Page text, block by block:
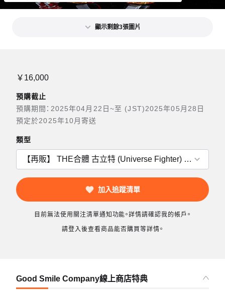
顯示剩餘3張圖片
￥16,000
預購截止
預購期間：2025年04月22日~至 (JST)2025年05月28日
預定於2025年10月寄送
類型
加入追蹤清單
目前無法使用關注清單通知功能。詳情請確認我的帳戶。
請登入後查看商品能否購買等詳情。
Good Smile Company線上商店特典